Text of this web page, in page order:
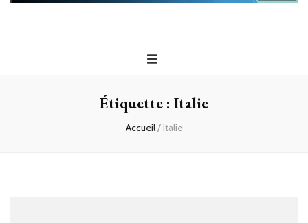
Raoul le
blog
Étiquette : Italie
Accueil/ Italie